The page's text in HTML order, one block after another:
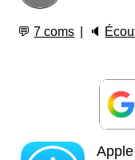
💬7 coms 🔈